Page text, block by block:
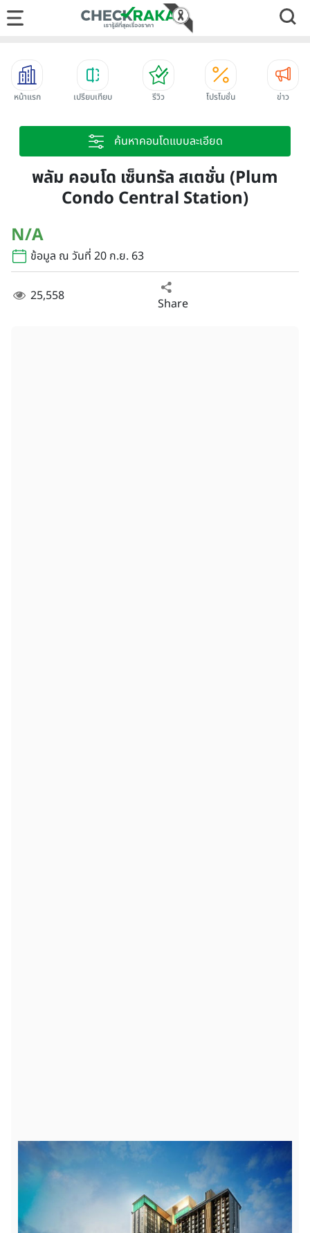
หน้าแรก เปรียบเทียบ รีวิว โปรโมชั่น ข่าว
ค้นหาคอนโดแบบละเอียด
พลัม คอนโด เซ็นทรัล สเตชั่น (Plum
Condo Central Station)
N/A
ข้อมูล ณ วันที่ 20 ก.ย. 63
25,558 Share